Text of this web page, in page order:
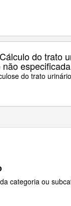
do trato
não especificada
do trato
categoria ou